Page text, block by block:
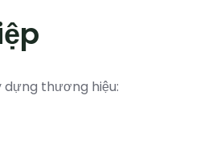
thương hiệu: